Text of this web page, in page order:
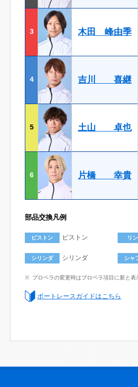
3 木田 峰由季
4 吉川 喜継
5 土山 卓也
6 片橋 幸貴
部品交換凡例
ピストン ピストン リ
シリンダ シリンダ シャ
プロペラの変更時はプロペラ項目に新と表
ボートレースガイドはこちら